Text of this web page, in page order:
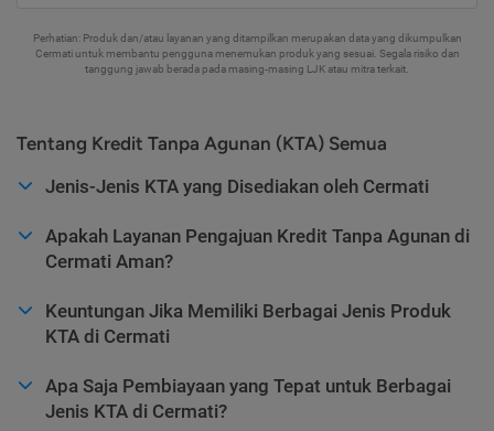
Perhatian: Produk dan/atau layanan yang ditampilkan merupakan data yang dikumpulkan
Cermati untuk membantu pengguna menemukan produk yang sesuai. Segala risiko dan
tanggung jawab berada pada masing-masing LJK atau mitra terkait.
Tentang Kredit Tanpa Agunan (KTA) Semua
Jenis-Jenis KTA yang Disediakan oleh Cermati
Apakah Layanan Pengajuan Kredit Tanpa Agunan di
Cermati Aman?
Keuntungan Jika Memiliki Berbagai Jenis Produk
KTA di Cermati
Apa Saja Pembiayaan yang Tepat untuk Berbagai
Jenis KTA di Cermati?